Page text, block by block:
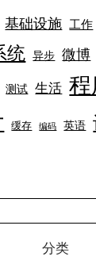
基础设施 工作
统 异步 微博
测试 生活 程
缓存 编码 英语
分类